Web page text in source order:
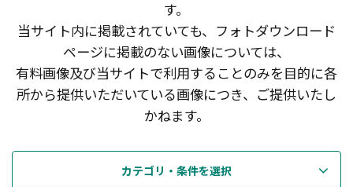
す。
当サイト内に掲載されていても、フォトダウンロード
ページに掲載のない画像については、
有料画像及び当サイトで利用することのみを目的に各
所から提供いただいている画像につき、ご提供いたし
かねます。
カテゴリ・条件を選択